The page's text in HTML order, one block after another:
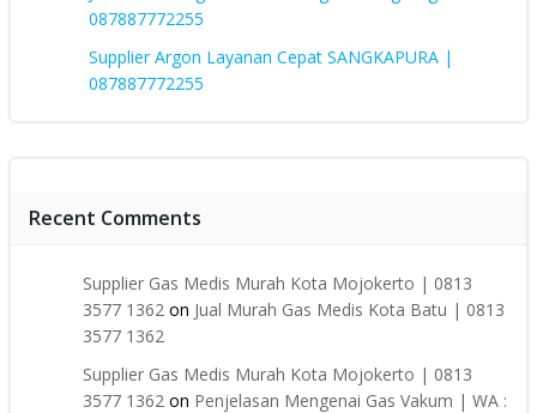
087887772255
Supplier Argon Layanan Cepat SANGKAPURA |
087887772255
Recent Comments
Supplier Gas Medis Murah Kota Mojokerto | 0813
3577 1362 on Jual Murah Gas Medis Kota Batu | 0813
3577 1362
Supplier Gas Medis Murah Kota Mojokerto | 0813
3577 1362 on Penjelasan Mengenai Gas Vakum | WA :